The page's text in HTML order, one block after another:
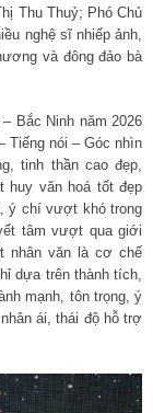
Thu Thuỷ; Phó Chủ
nghệ sĩ nhiếp ảnh,
và đông đảo bà
Bắc Ninh năm 2026
Tiếng nói – Góc nhìn
tinh thần cao đẹp,
huy văn hoá tốt đẹp
ý chí vượt khó trong
tâm vượt qua giới
nhân văn là cơ chế
dựa trên thành tích,
mạnh, tôn trọng, ý
ái, thái độ hỗ trợ